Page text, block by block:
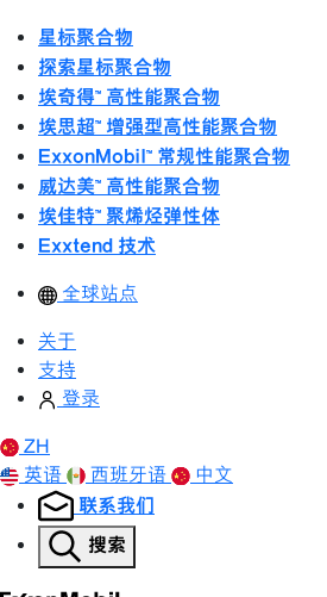
星标聚合物
探索星标聚合物
埃奇得™ 高性能聚合物
埃思超™ 增强型高性能聚合物
ExxonMobil™ 常规性能聚合物
威达美™ 高性能聚合物
埃佳特™ 聚烯烃弹性体
Exxtend 技术
全球站点
关于
支持
登录
ZH
英语
西班牙语 中文
联系我们
搜索